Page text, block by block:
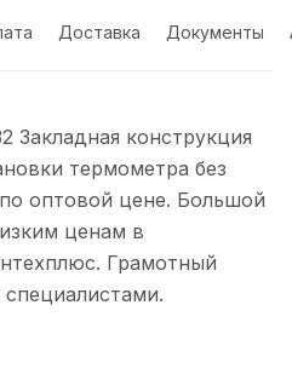
Доставка Документы
Закладная конструкция
термометра без
оптовой цене. Большой
ценам в
Грамотный